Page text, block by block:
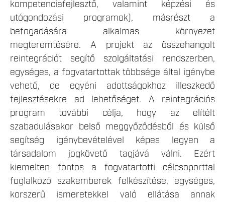
kompetenciafejlesztő, valamint képzési és
utógondozási programok), másrészt a
befogadására alkalmas környezet
megteremtésére. A projekt az összehangolt
reintegrációt segítő szolgáltatási rendszerben,
egységes, a fogvatartottak többsége által igénybe
vehető, de egyéni adottságokhoz illeszkedő
fejlesztésekre ad lehetőséget. A reintegrációs
program további célja, hogy az elítélt
szabadulásakor belső meggyőződésből és külső
segítség igénybevételével képes legyen a
társadalom jogkövető tagjává válni. Ezért
kiemelten fontos a fogvatartotti célcsoporttal
foglalkozó szakemberek felkészítése, egységes,
korszerű ismeretekkel való ellátása annak